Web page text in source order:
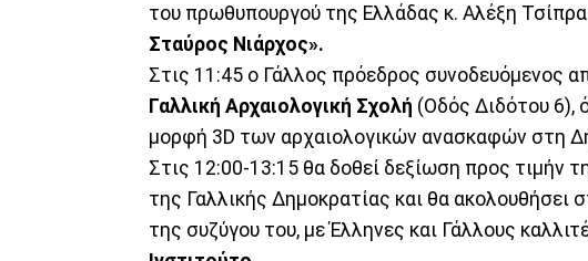
του πρωθυπουργού της Ελλάδας κ. Αλέξη
Σταύρος Νιάρχος».
Στις 11:45 ο Γάλλος πρόεδρος συνοδευόμενος
Γαλλική Αρχαιολογική Σχολή (Οδός Διδότου 6),
μορφή 3D των αρχαιολογικών ανασκαφών στη
Στις 12:00-13:15 θα δοθεί δεξίωση προς τιμήν
της Γαλλικής Δημοκρατίας και θα ακολουθήσει
της συζύγου του, με Έλληνες και Γάλλους